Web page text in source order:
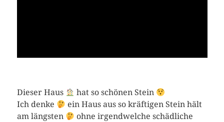
Dieser Haus
hat so schönen Stein
Ich denke
ein Haus aus so kräftigen Stein hält
am längsten
ohne irgendwelche schädliche